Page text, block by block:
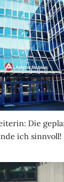
Die
ich sinnvoll!